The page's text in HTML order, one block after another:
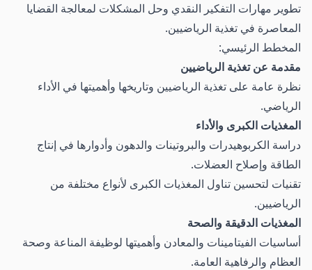
تطوير مهارات التفكير النقدي وحل المشكلات لمعالجة القضايا
المعاصرة في تغذية الرياضيين.
المخطط الرئيسي:
مقدمة عن تغذية الرياضيين
نظرة عامة على تغذية الرياضيين وتاريخها وأهميتها في الأداء
الرياضي.
المغذيات الكبرى والأداء
دراسة الكربوهيدرات والبروتينات والدهون وأدوارها في إنتاج
الطاقة وإصلاح العضلات.
تقنيات لتحسين تناول المغذيات الكبرى لأنواع مختلفة من
الرياضيين.
المغذيات الدقيقة والصحة
أساسيات الفيتامينات والمعادن وأهميتها لوظيفة المناعة وصحة
العظام والرفاهية العامة.